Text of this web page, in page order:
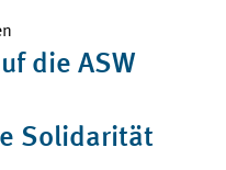
die ASW
Solidarität